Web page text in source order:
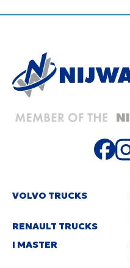
VOLVO TRUCKS
RENAULT TRUCKS
I MASTER